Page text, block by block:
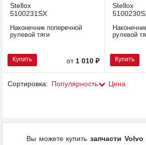
Stellox
5100231SX
Наконечник поперечной
рулевой тяги
Купить от 1 010 ₽
Stellox
рулевой
Купить
Сортировка: Популярность Цена
Вы можете купитьзапчасти Volvo